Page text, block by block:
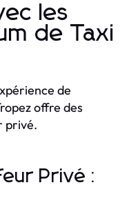
les
de Taxi
de
offre des
privé.
Privé :